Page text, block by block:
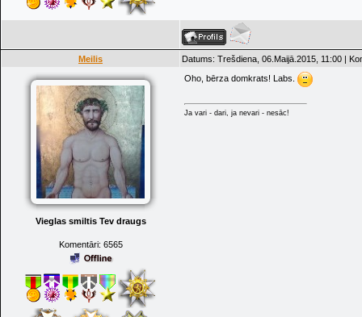
Meilis Datums: Trešdiena, 06.Maijā.2015, 11:00 |
Vieglas smiltis Tev draugs
Komentāri: 6565
Oho, bērza domkrats! Labs.
Ja vari - dari, ja nevari - nesāc!